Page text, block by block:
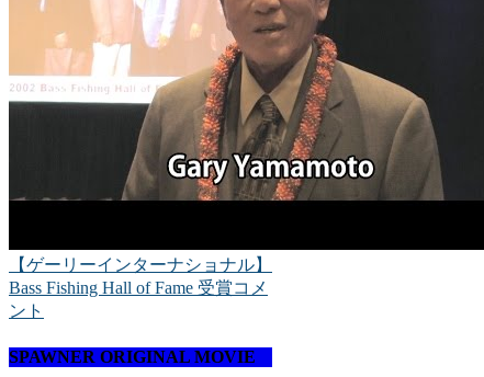
【ゲーリーインターナショナル】
Bass Fishing Hall of Fame 受賞コメ
ント
SPAWNER ORIGINAL MOVIE